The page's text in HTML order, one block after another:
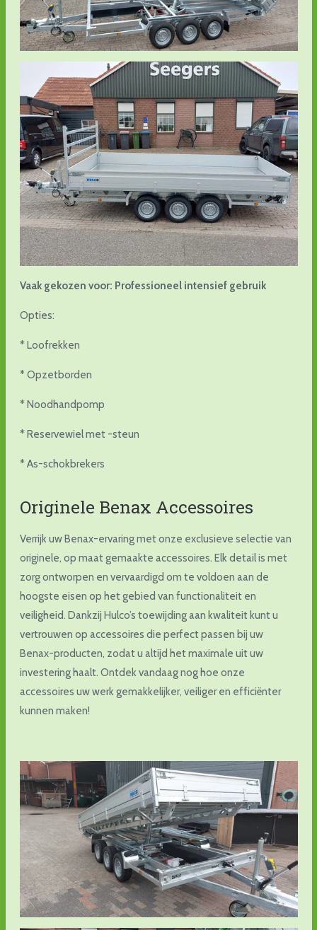
Vaak gekozen voor: Professioneel intensief gebruik
Opties:
* Loofrekken
* Opzetborden
* Noodhandpomp
* Reservewiel met -steun
* As-schokbrekers
Originele Benax Accessoires
Verrijk uw Benax-ervaring met onze exclusieve selectie van
originele, op maat gemaakte accessoires. Elk detail is met
zorg ontworpen en vervaardigd om te voldoen aan de
hoogste eisen op het gebied van functionaliteit en
veiligheid. Dankzij Hulco’s toewijding aan kwaliteit kunt u
vertrouwen op accessoires die perfect passen bij uw
Benax-producten, zodat u altijd het maximale uit uw
investering haalt. Ontdek vandaag nog hoe onze
accessoires uw werk gemakkelijker, veiliger en efficiënter
kunnen maken!